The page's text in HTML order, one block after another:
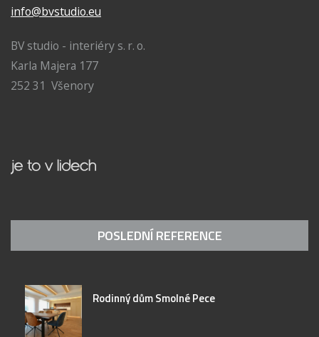
info@bvstudio.eu
BV studio - interiéry s. r. o.
Karla Majera 177
252 31 Všenory
POSLEDNÍ REFERENCE
Rodinný dům Smolné Pece